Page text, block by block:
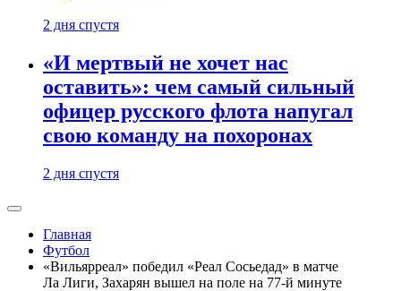
2 дня спустя
«И мертвый не хочет нас
оставить»: чем самый сильный
офицер русского флота напугал
свою команду на похоронах
2 дня спустя
Главная
Футбол
«Вильярреал» победил «Реал Сосьедад» в матче
Ла Лиги, Захарян вышел на поле на 77-й минуте